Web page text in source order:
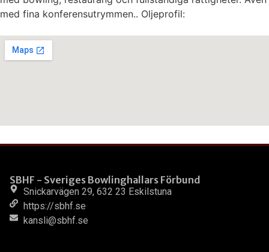
med fina konferensutrymmen.. Oljeprofil:
SBHF - Sveriges Bowlinghallars Förbund
Snickarvägen 29, 632 23 Eskilstuna
https://sbhf.se
kansli@sbhf.se